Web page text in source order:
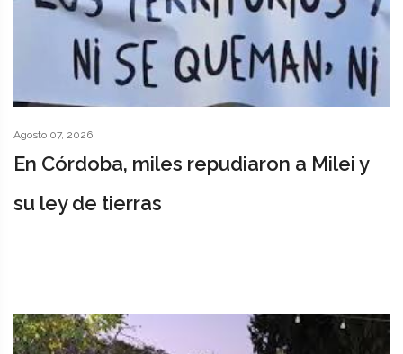
Agosto 07, 2026
En Córdoba, miles repudiaron a Milei y
su ley de tierras